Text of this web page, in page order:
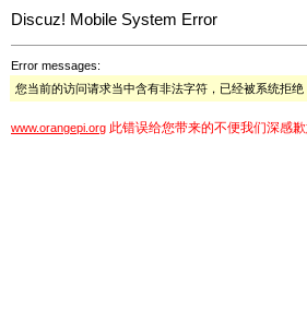
Discuz! Mobile System Error
Error messages:
您当前的访问请求当中含有非法字符，已经被系统拒绝
www.orangepi.org 此错误给您带来的不便我们深感